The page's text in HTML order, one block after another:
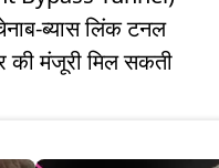
ब्यास लिंक टनल
की मंजूरी मिल सकती